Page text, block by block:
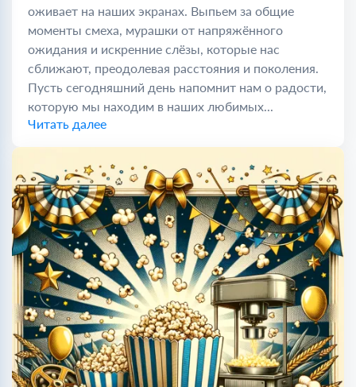
оживает на наших экранах. Выпьем за общие
моменты смеха, мурашки от напряжённого
ожидания и искренние слёзы, которые нас
сближают, преодолевая расстояния и поколения.
Пусть сегодняшний день напомнит нам о радости,
которую мы находим в наших любимых...
Читать далее